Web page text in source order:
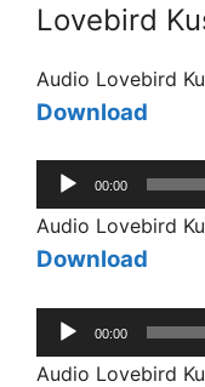
Lovebird
Audio Lovebird
Download
Audio
Player
00:00
Audio Lovebird
Download
Audio
Player
00:00
Audio Lovebird